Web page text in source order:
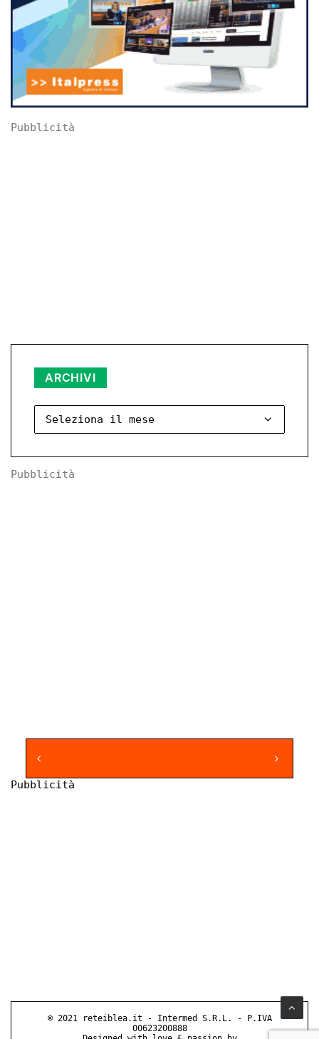
Pubblicità
ARCHIVI
Pubblicità
Pubblicità
© 2021 reteiblea.it - Intermed S.R.L. - P.IVA
00623200888